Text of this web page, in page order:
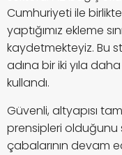
Cumhuriyeti ile
yaptığımız ekleme
kaydetmekteyiz. Bu
adına bir iki yıla
kullandı.
Güvenli, altyapısı
prensipleri
çabalarının devam